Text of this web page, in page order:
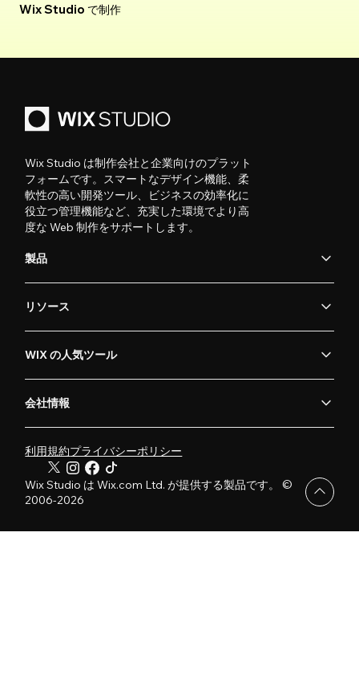
Wix Studio で制作
Wix Studio は制作会社と企業向けのプラット
フォームです。スマートなデザイン機能、柔
軟性の高い開発ツール、ビジネスの効率化に
役立つ管理機能など、充実した環境でより高
度な Web 制作をサポートします。
製品
リソース
WIX の人気ツール
会社情報
利用規約プライバシーポリシー
Wix Studio は Wix.com Ltd. が提供する製品です。 ©
2006-2026